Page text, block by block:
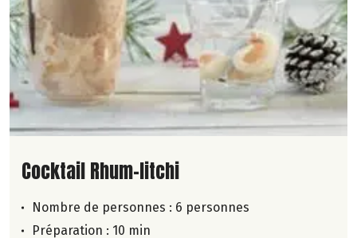
Lire la suite de la recette
Cocktail Rhum-litchi
Nombre de personnes : 6 personnes
Préparation : 10 min